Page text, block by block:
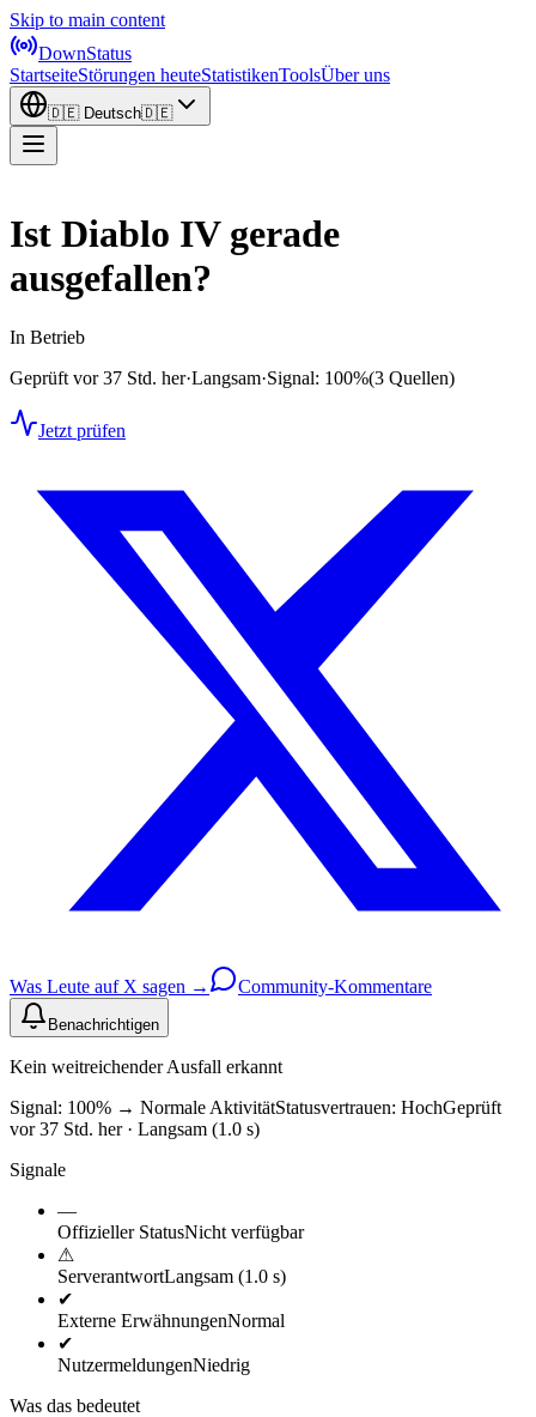
Skip to main content
DownStatus
StartseiteStörungen heuteStatistikenToolsÜber uns
🇩🇪 Deutsch🇩🇪
Ist Diablo IV gerade
ausgefallen?
In Betrieb
Geprüft vor 37 Std. her·Langsam·Signal: 100%(3 Quellen)
Jetzt prüfen
Was Leute auf X sagen → Community-Kommentare
Benachrichtigen
Kein weitreichender Ausfall erkannt
Signal: 100% → Normale AktivitätStatusvertrauen: HochGeprüft
vor 37 Std. her · Langsam (1.0 s)
Signale
—
Offizieller StatusNicht verfügbar
⚠
ServerantwortLangsam (1.0 s)
✔
Externe ErwähnungenNormal
✔
NutzermeldungenNiedrig
Was das bedeutet